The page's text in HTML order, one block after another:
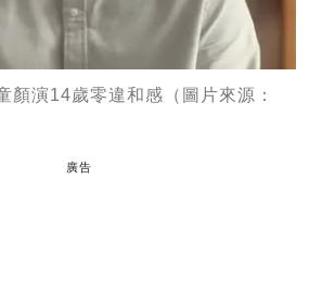
顏演14歲零違和感（圖片來源：
廣告